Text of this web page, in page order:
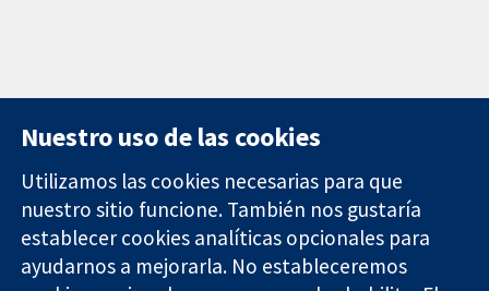
Evidencia fiable.
11-13 Cavendish
Square
Londres
Contacto
Noticias
Prensa
Nuestro uso de las cookies
Utilizamos las cookies necesarias para que
nuestro sitio funcione. También nos gustaría
establecer cookies analíticas opcionales para
ayudarnos a mejorarla. No estableceremos